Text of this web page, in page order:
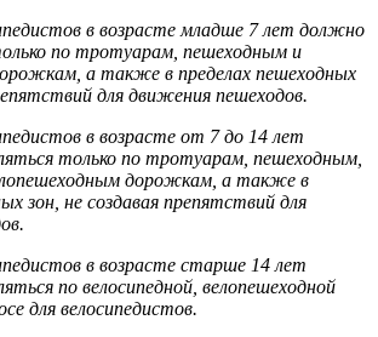
в возрасте младше 7 лет должно
по тротуарам, пешеходным и
а также в пределах пешеходных
для движения пешеходов.
в возрасте от 7 до 14 лет
только по тротуарам, пешеходным,
дорожкам, а также в
зон, не создавая препятствий для
в возрасте старше 14 лет
по велосипедной, велопешеходной
для велосипедистов.